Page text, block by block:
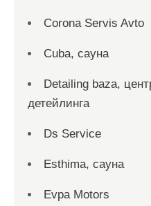
Corona Servis Avto
Cuba, сауна
Detailing baza,
детейлинга
Ds Service
Esthima, сауна
Evpa Motors